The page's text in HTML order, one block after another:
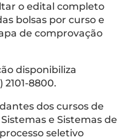
o edital completo
bolsas por curso e
de comprovação
disponibiliza
8800.
dos cursos de
e Sistemas de
seletivo